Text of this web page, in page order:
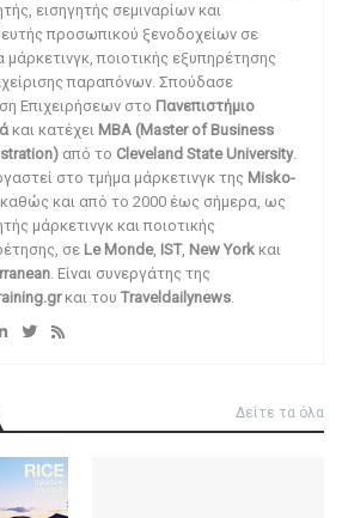
εισηγητής σεμιναρίων και
προσωπικού ξενοδοχείων σε
μάρκετινγκ, ποιοτικής εξυπηρέτησης
παραπόνων. Σπούδασε
Επιχειρήσεων στο Πανεπιστήμιο
και κατέχει MBA (Master of Business
από το Cleveland State University.
στο τμήμα μάρκετινγκ της Misko-
καθώς και από το 2000 έως σήμερα, ως
μάρκετινγκ και ποιοτικής
σε Le Monde, IST, New York και
. Είναι συνεργάτης της
και του Traveldailynews.
Δείτε τα όλα